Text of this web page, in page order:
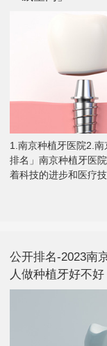
1.南京种植牙医院2.
排名」南京种植牙医
着科技的进步和医疗
公开排名-2023南
人做种植牙好不好